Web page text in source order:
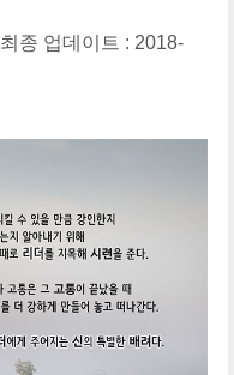
최종 업데이트 : 2018-